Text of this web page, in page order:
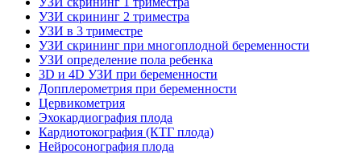
УЗИ скрининг 2 триместра
УЗИ в 3 триместре
УЗИ скрининг при многоплодной беременности
УЗИ определение пола ребенка
3D и 4D УЗИ при беременности
Допплерометрия при беременности
Цервикометрия
Эхокардиография плода
Кардиотокография (КТГ плода)
Нейросонография плода